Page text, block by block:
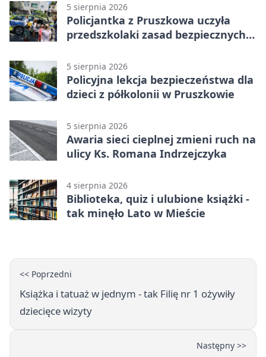
5 sierpnia 2026
Policjantka z Pruszkowa uczyła
przedszkolaki zasad bezpiecznych
5 sierpnia 2026
Policyjna lekcja bezpieczeństwa dla
dzieci z półkolonii w Pruszkowie
5 sierpnia 2026
Awaria sieci cieplnej zmieni ruch na
ulicy Ks. Romana Indrzejczyka
4 sierpnia 2026
Biblioteka, quiz i ulubione książki -
tak minęło Lato w Mieście
<< Poprzedni
Książka i tatuaż w jednym - tak Filię nr 1 ożywiły
dziecięce wizyty
Następny >>